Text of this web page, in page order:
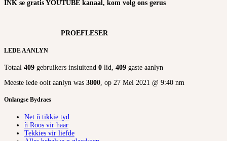
INK se gratis YOUTUBE kanaal, kom volg ons gerus
PROEFLESER
LEDE AANLYN
Totaal 409 gebruikers insluitend 0 lid, 409 gaste aanlyn
Meeste lede ooit aanlyn was 3800, op 27 Mei 2021 @ 9:40 nm
Onlangse Bydraes
Net ñ tikkie tyd
ñ Roos vir haar
Tekkies vir liefde